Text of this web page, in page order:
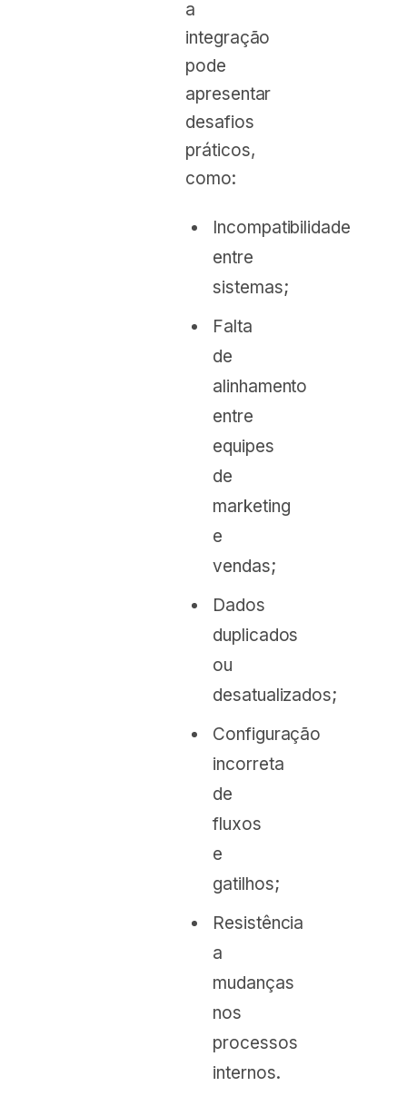
a
integração
pode
apresentar
desafios
práticos,
como:
Incompatibilidade
entre
sistemas;
Falta
de
alinhamento
entre
equipes
de
marketing
e
vendas;
Dados
duplicados
ou
desatualizados;
Configuração
incorreta
de
fluxos
e
gatilhos;
Resistência
a
mudanças
nos
processos
internos.